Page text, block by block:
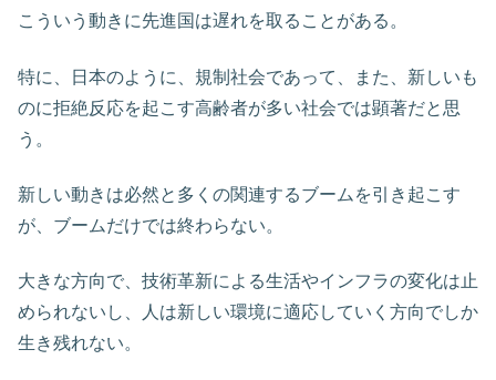
こういう動きに先進国は遅れを取ることがある。
特に、日本のように、規制社会であって、また、新しいも
のに拒絶反応を起こす高齢者が多い社会では顕著だと思
う。
新しい動きは必然と多くの関連するブームを引き起こす
が、ブームだけでは終わらない。
大きな方向で、技術革新による生活やインフラの変化は止
められないし、人は新しい環境に適応していく方向でしか
生き残れない。